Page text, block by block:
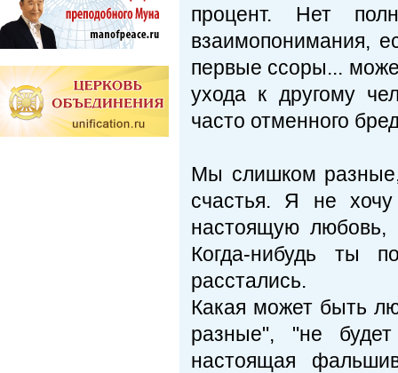
процент. Нет
взаимопонимания,
первые ссоры...
ухода к другому
часто отменного
Мы слишком
счастья. Я не
настоящую любовь,
Когда-нибудь ты
расстались.
Какая может быть
разные", "не
настоящая